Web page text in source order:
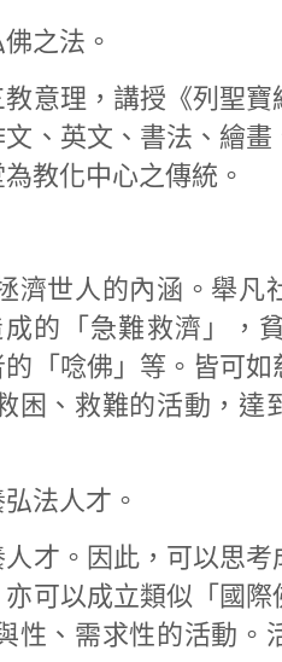
之法。
意理，講授《列聖寶
、英文、書法、繪
教化中心之傳統。
濟世人的內涵。舉凡
的「急難救濟」，
「唸佛」等。皆可
困、救難的活動，達
法人才。
才。因此，可以思考
可以成立類似「國際
性、需求性的活動。